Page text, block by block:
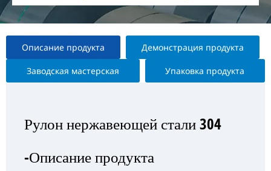
Описание продукта Демонстрация продукта
Заводская мастерская Упаковка продукта
Рулон нержавеющей стали 304
-Описание продукта
Рулон нержавеющей стали 304
—Выставка продукта
Рулон нержавеющей стали 304
— Заводская мастерская
Рулон нержавеющей стали 304
-Упаковка продукта